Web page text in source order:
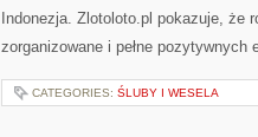
Indonezja. Zlotoloto.pl pokazuje, że
zorganizowane i pełne
CATEGORIES: ŚLUBY I WESELA